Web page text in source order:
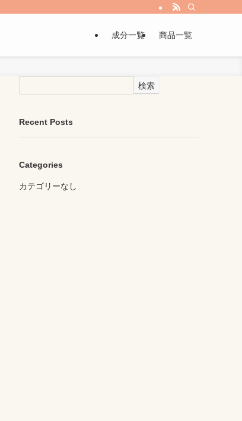
成分一覧 商品一覧
検索
Recent Posts
Categories
カテゴリーなし